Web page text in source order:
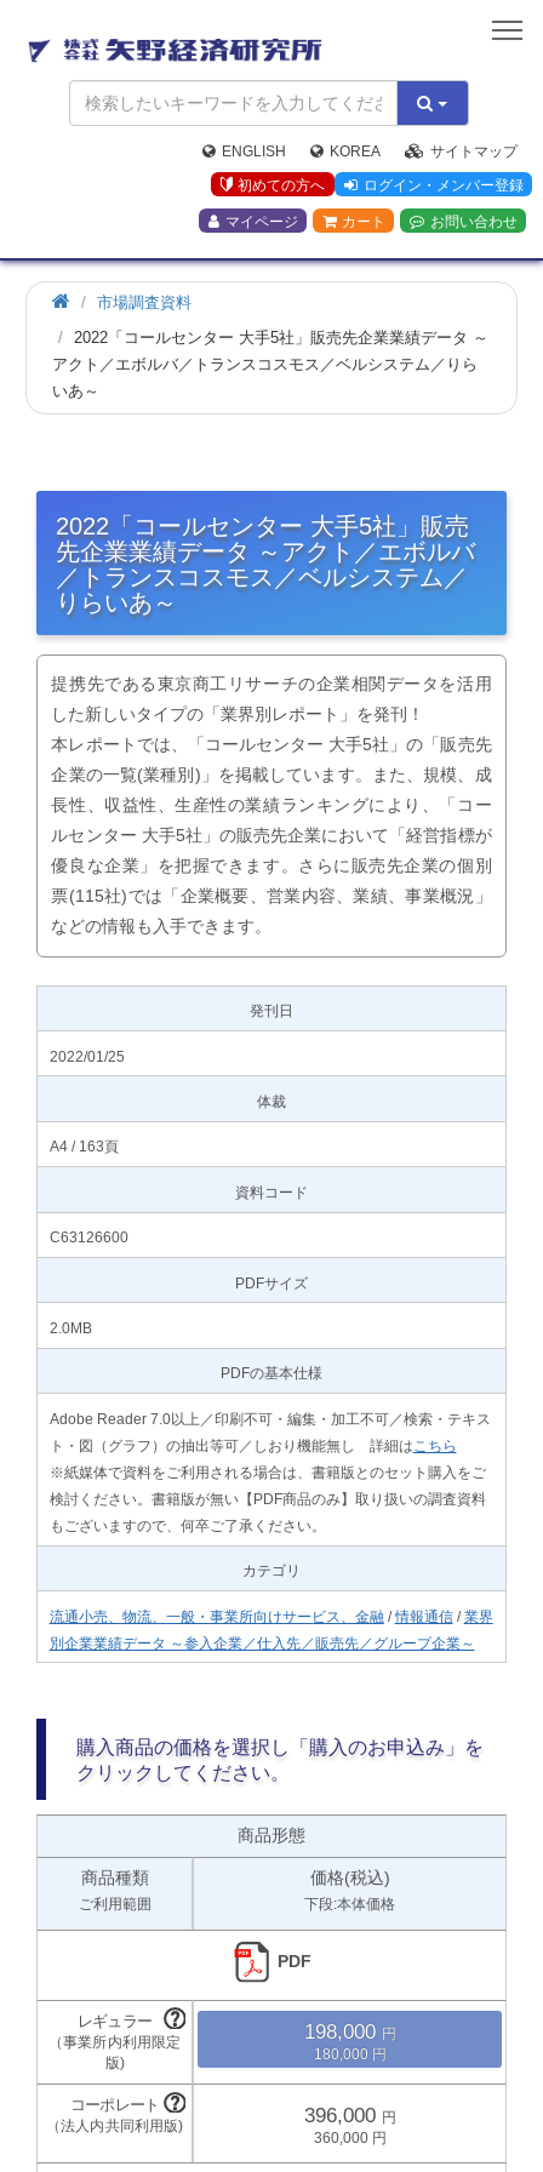
矢
野
経
済
研
究
所
ENGLISH KOREA
サイトマップ
初めての方へ
ログイン・メンバー登録
マイページ カート お問い合わせ
市場調査資料
2022「コールセンター 大手5社」販売先企業業績データ ～
アクト／エボルバ／トランスコスモス／ベルシステム／りら
いあ～
2022「コールセンター 大手5社」販売
先企業業績データ ～アクト／エボルバ
／トランスコスモス／ベルシステム／
りらいあ～
提携先である東京商工リサーチの企業相関データを活用
した新しいタイプの「業界別レポート」を発刊！
本レポートでは、「コールセンター 大手5社」の「販売先
企業の一覧(業種別)」を掲載しています。また、規模、成
長性、収益性、生産性の業績ランキングにより、「コー
ルセンター 大手5社」の販売先企業において「経営指標が
優良な企業」を把握できます。さらに販売先企業の個別
票(115社)では「企業概要、営業内容、業績、事業概況」
などの情報も入手できます。
発刊日
2022/01/25
体裁
A4 / 163頁
資料コード
C63126600
PDFサイズ
2.0MB
PDFの基本仕様
Adobe Reader 7.0以上／印刷不可・編集・加工不可／検索・テキス
ト・図（グラフ）の抽出等可／しおり機能無し 詳細は こちら
※紙媒体で資料をご利用される場合は、書籍版とのセット購入をご
検討ください。書籍版が無い【PDF商品のみ】取り扱いの調査資料
もございますので、何卒ご了承ください。
カテゴリ
流通小売、物流、一般・事業所向けサービス、金融 /情報通信/業界
別企業業績データ ～参入企業／仕入先／販売先／グループ企業～
購入商品の価格を選択し「購入のお申込み」を
クリックしてください。
商品形態
商品種類
ご利用範囲
価格(税込)
下段:本体価格
PDF
198,000
180,000
396,000
360,000